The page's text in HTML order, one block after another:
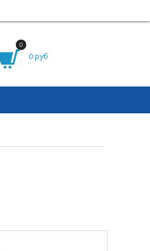
0
0 руб